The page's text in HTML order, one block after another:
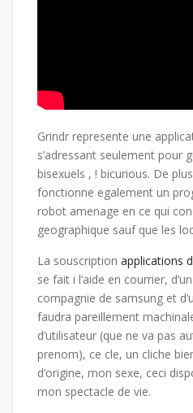
Grindr represente une
s’adressant seulement pour
bisexuels , ! bicurious. De
fonctionne egalement un
robot amenage en ce qui
geographique sauf que les
La souscription applications
se fait i l’aide en courrier,
compagnie de samsung et
faudra pareillement
d’utilisateur (que ne va pas
prenom), ce cle, un cliche
d’origine, mon sexe, ceci
mon spectacle de vie.